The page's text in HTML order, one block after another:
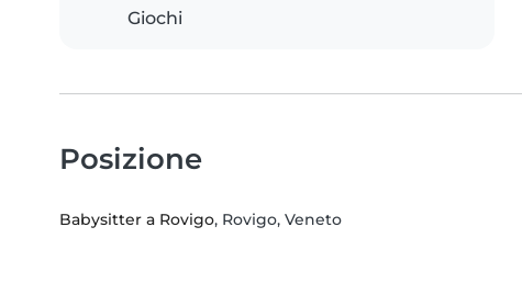
Giochi
Posizione
Babysitter a Rovigo, Rovigo, Veneto